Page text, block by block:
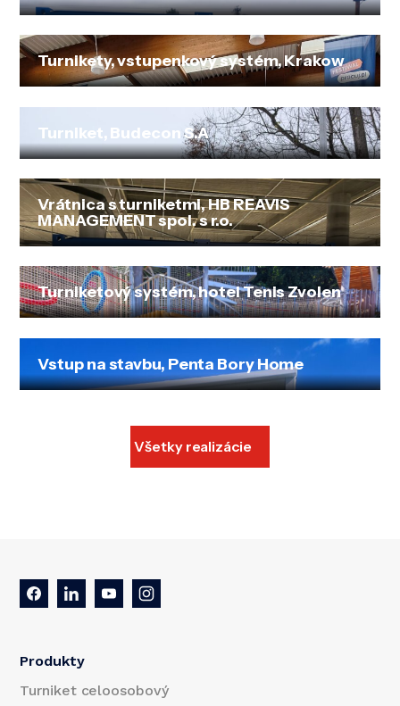
Turnikety, vstupenkový systém, Krakow
Turniket, Budecon S.A
Vrátnica s turniketmi, HB REAVIS
MANAGEMENT spol. s r.o.
Turniketový systém, hotel Tenis Zvolen
Vstup na stavbu, Penta Bory Home
Všetky realizácie
Produkty
Turniket celoosobový